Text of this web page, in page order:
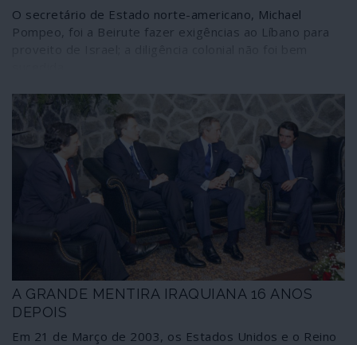
O secretário de Estado norte-americano, Michael
Pompeo, foi a Beirute fazer exigências ao Líbano para
A GRANDE MENTIRA IRAQUIANA 16 ANOS
DEPOIS
Em 21 de Março de 2003, os Estados Unidos e o Reino